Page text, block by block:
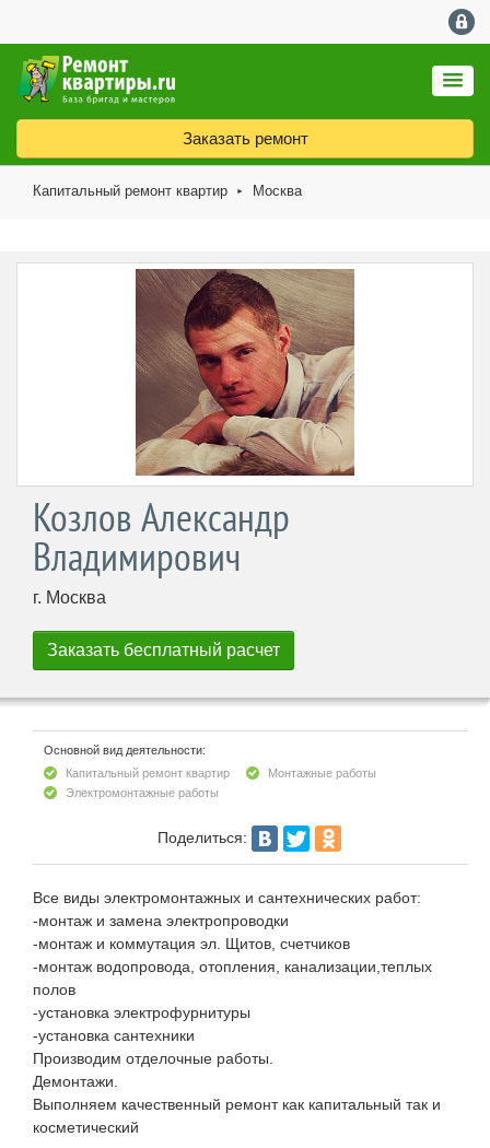
Заказать ремонт
Капитальный ремонт квартир ► Москва
Козлов Александр
Владимирович
г. Москва
Основной вид деятельности:
Капитальный ремонт квартир
Монтажные работы
Электромонтажные работы
Поделиться:
Все виды электромонтажных и сантехнических работ:
-монтаж и замена электропроводки
-монтаж и коммутация эл. Щитов, счетчиков
-монтаж водопровода, отопления, канализации,теплых
полов
-установка электрофурнитуры
-установка сантехники
Производим отделочные работы.
Демонтажи.
Выполняем качественный ремонт как капитальный так и
косметический